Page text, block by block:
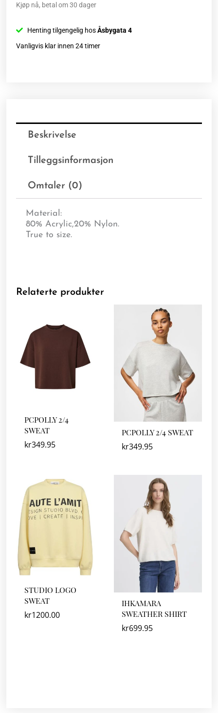
Kjøp nå, betal om 30 dager
Henting tilgengelig hosÅsbygata 4
Vanligvis klar innen 24 timer
Beskrivelse
Tilleggsinformasjon
Omtaler (0)
Material:
80% Acrylic,20% Nylon.
True to size.
Relaterte produkter
PCPOLLY 2/4
SWEAT
kr349.95
PCPOLLY 2/4 SWEAT
kr349.95
STUDIO LOGO
SWEAT
kr1200.00
IHKAMARA
SWEATHER SHIRT
kr699.95